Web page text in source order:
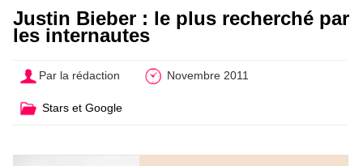
Justin Bieber : le plus recherché par
les internautes
Par la rédaction Novembre 2011
Stars et Google